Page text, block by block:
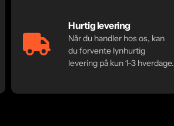
Hurtig levering
Når du handler hos os, kan
du forvente lynhurtig
levering på kun 1-3 hverdage.